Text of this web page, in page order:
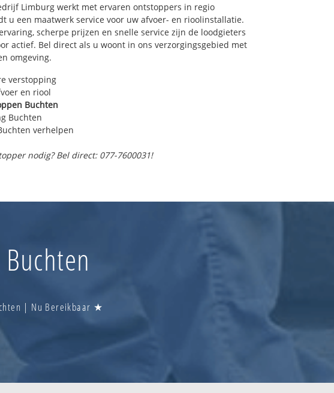
Limburg werkt met ervaren ontstoppers in regio
u een maatwerk service voor uw afvoer- en rioolinstallatie.
scherpe prijzen en snelle service zijn de loodgieters
actief. Bel direct als u woont in ons verzorgingsgebied met
omgeving.
verstopping
en riool
Buchten
Buchten
verhelpen
nodig? Bel direct: 077-7600031!
| Nu Bereikbaar ★